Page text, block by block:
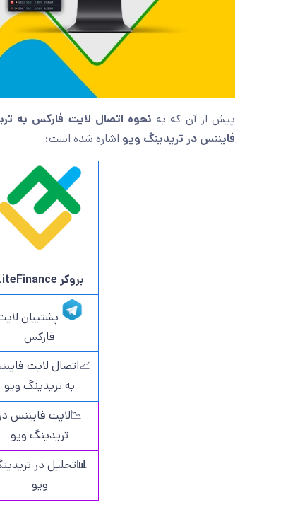
پیش از آن که به نحوه اتصال لایت فارکس به
فایننس در تریدینگ ویو اشاره شده است:
بروکر LiteFinance
پشتیبان
فارکس
📈اتصال لایت
به تریدینگ ویو
📉لایت فایننس در
تریدینگ ویو
📊تحلیل در
ویو